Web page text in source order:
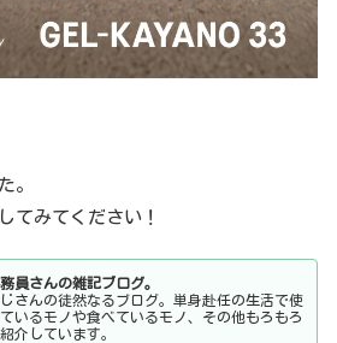
。
てみてください！
員さんの雑記ブログ。
さんの徒然なるブログ。単身赴任の生活で使
ているモノや食べているモノ、その他もろもろ
介しています。